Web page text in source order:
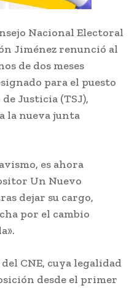
Nacional Electoral
Jiménez renunció al
de dos meses
para el puesto
Justicia (TSJ),
la nueva junta
es ahora
Un Nuevo
dejar su cargo,
por el cambio
CNE, cuya legalidad
desde el primer